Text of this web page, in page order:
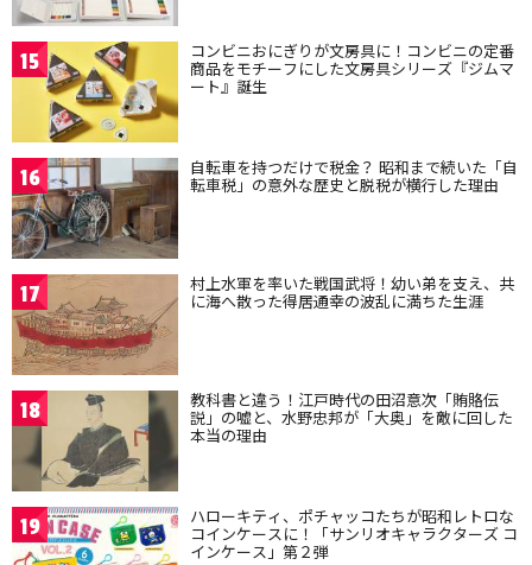
15 コンビニおにぎりが文房具に！コンビニの定番
商品をモチーフにした文房具シリーズ『ジムマ
ート』誕生
16 自転車を持つだけで税金？ 昭和まで続いた「自
転車税」の意外な歴史と脱税が横行した理由
17 村上水軍を率いた戦国武将！幼い弟を支え、共
に海へ散った得居通幸の波乱に満ちた生涯
18 教科書と違う！江戸時代の田沼意次「賄賂伝
説」の嘘と、水野忠邦が「大奥」を敵に回した
本当の理由
19 ハローキティ、ポチャッコたちが昭和レトロな
コインケースに！「サンリオキャラクターズ コ
インケース」第２弾